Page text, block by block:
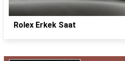
Rolex Erkek Saat